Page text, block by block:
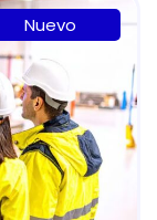
Nuevo